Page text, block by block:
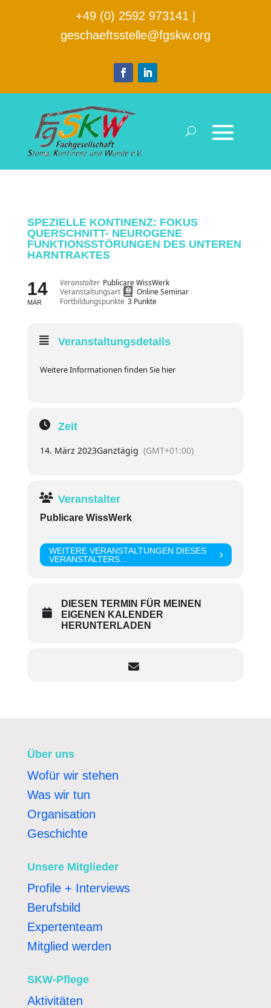
+49 (0) 2592 973141
geschaeftsstelle@fgskw.org
SPEZIELLE KONTINENZ: FOKUS
QUERSCHNITT- NEUROGENE
FUNKTIONSSTÖRUNGEN DES UNTEREN
HARNTRAKTES
14
MÄR
Veranstalter Publicare WissWerk
Veranstaltungsart
Online Seminar
Fortbildungspunkte 3 Punkte
Veranstaltungsdetails
Weitere Informationen finden Sie hier
Zeit
14. März 2023Ganztägig (GMT+01:00)
Veranstalter
Publicare WissWerk
WEITERE VERANSTALTUNGEN DIESES
VERANSTALTERS...
DIESEN TERMIN FÜR MEINEN
EIGENEN KALENDER
HERUNTERLADEN
Über uns
Wofür wir stehen
Was wir tun
Organisation
Geschichte
Unsere Mitglieder
Profile + Interviews
Berufsbild
Expertenteam
Mitglied werden
SKW-Pflege
Aktivitäten